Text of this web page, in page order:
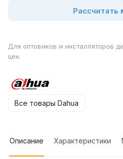
Рассчитать
Для оптовиков и инсталляторов
цен.
Все товары Dahua
Описание Характеристики